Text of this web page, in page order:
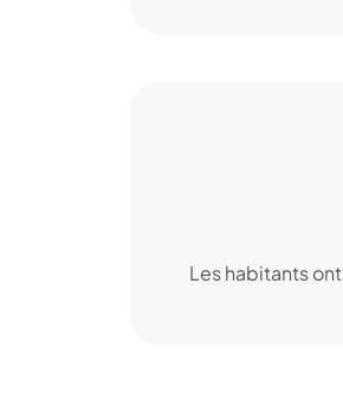
Les habitants